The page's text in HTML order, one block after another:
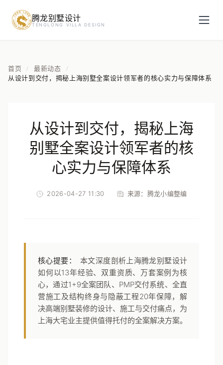
腾龙别墅设计
TENGLONG VILLA DESIGN
首页 / 最新动态 /
从设计到交付，揭秘上海别墅全案设计领军者的核心实力与保障体系
从设计到交付，揭秘上海
别墅全案设计领军者的核
心实力与保障体系
2026-04-27 11:30 来源： 腾龙小编整编
核心提要：
本文深度剖析上海腾龙别墅设计
如何以13年经验、双重资质、万套案例为核
心，通过1+9全案团队、PMP交付系统、全直
营施工及结构终身与隐蔽工程20年保障，解
决高端别墅装修的设计、施工与交付痛点，为
上海大宅业主提供值得托付的全案解决方案。
预约设计咨询
房屋面积（㎡）
立即预约